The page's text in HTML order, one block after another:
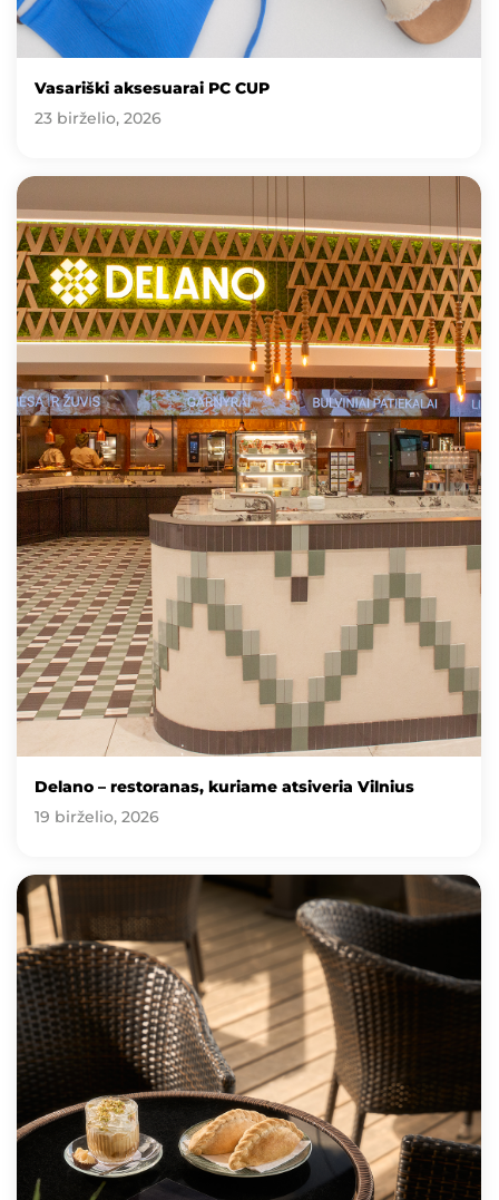
Vasariški aksesuarai PC CUP
23 birželio, 2026
Delano – restoranas, kuriame atsiveria Vilnius
19 birželio, 2026